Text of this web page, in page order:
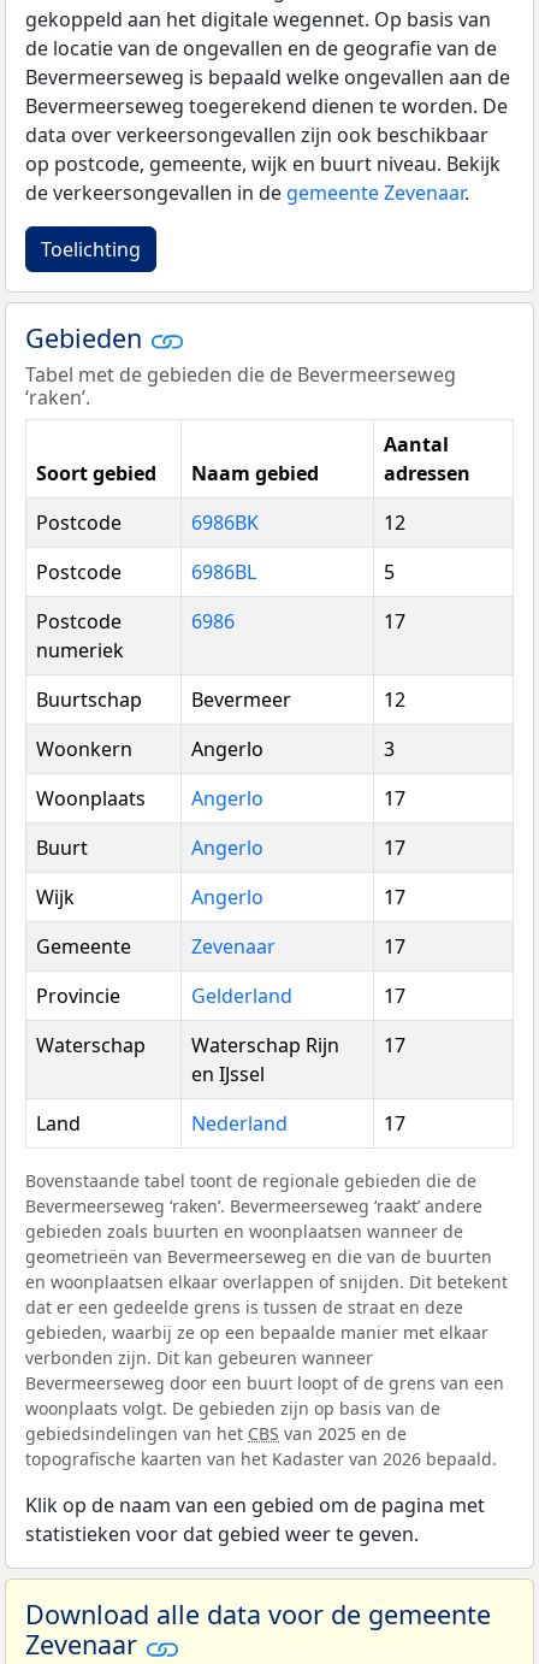
gekoppeld aan het digitale wegennet. Op basis van
de locatie van de ongevallen en de geografie van de
Bevermeerseweg is bepaald welke ongevallen aan de
Bevermeerseweg toegerekend dienen te worden. De
data over verkeersongevallen zijn ook beschikbaar
op postcode, gemeente, wijk en buurt niveau. Bekijk
de verkeersongevallen in de gemeente Zevenaar.
Toelichting
Gebieden
Tabel met de gebieden die de Bevermeerseweg
‘raken’.
Soort gebied Naam gebied
Aantal
adressen
Postcode
6986BK
12
Postcode
6986BL
5
Postcode
numeriek
6986 17
Buurtschap Bevermeer
12
Woonkern
Angerlo
3
Woonplaats
Angerlo
17
Buurt
Angerlo
17
Wijk
Angerlo
17
Gemeente
Zevenaar
17
Provincie
Gelderland
17
Waterschap
Waterschap Rijn
en IJssel
17
Land Nederland 17
Bovenstaande tabel toont de regionale gebieden die de
Bevermeerseweg ‘raken’. Bevermeerseweg ‘raakt’ andere
gebieden zoals buurten en woonplaatsen wanneer de
geometrieën van Bevermeerseweg en die van de buurten
en woonplaatsen elkaar overlappen of snijden. Dit betekent
dat er een gedeelde grens is tussen de straat en deze
gebieden, waarbij ze op een bepaalde manier met elkaar
verbonden zijn. Dit kan gebeuren wanneer
Bevermeerseweg door een buurt loopt of de grens van een
woonplaats volgt. De gebieden zijn op basis van de
gebiedsindelingen van het CBS van 2025 en de
topografische kaarten van het Kadaster van 2026 bepaald.
Klik op de naam van een gebied om de pagina met
statistieken voor dat gebied weer te geven.
Download alle data voor de gemeente
Zevenaar